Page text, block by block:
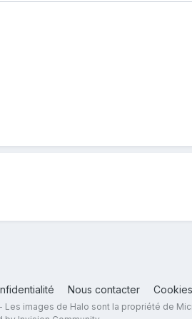
Nous contacter Cookies
images de Halo sont la propriété de